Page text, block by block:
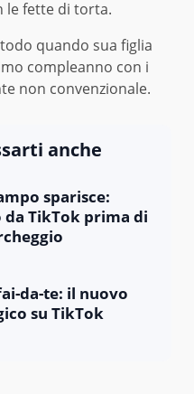
le fette di torta.
quando sua figlia
compleanno con i
non convenzionale.
anche
sparisce:
da TikTok prima di
da-te: il nuovo
su TikTok